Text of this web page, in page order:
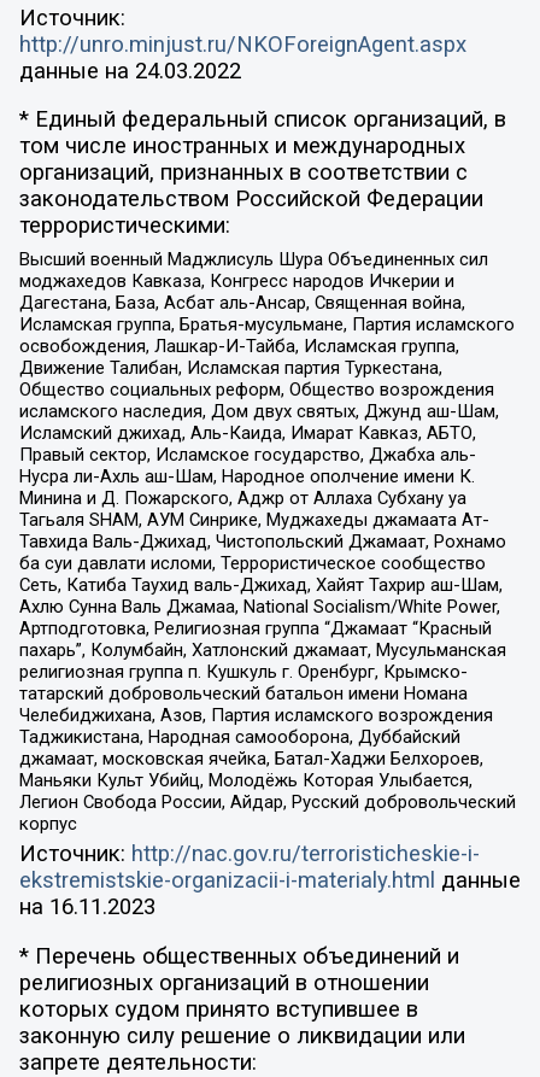
Источник:
http://unro.minjust.ru/NKOForeignAgent.aspx
данные на 24.03.2022
* Единый федеральный список организаций, в
том числе иностранных и международных
организаций, признанных в соответствии с
законодательством Российской Федерации
террористическими:
Высший военный Маджлисуль Шура Объединенных сил
моджахедов Кавказа, Конгресс народов Ичкерии и
Дагестана, База, Асбат аль-Ансар, Священная война,
Исламская группа, Братья-мусульмане, Партия исламского
освобождения, Лашкар-И-Тайба, Исламская группа,
Движение Талибан, Исламская партия Туркестана,
Общество социальных реформ, Общество возрождения
исламского наследия, Дом двух святых, Джунд аш-Шам,
Исламский джихад, Аль-Каида, Имарат Кавказ, АБТО,
Правый сектор, Исламское государство, Джабха аль-
Нусра ли-Ахль аш-Шам, Народное ополчение имени К.
Минина и Д. Пожарского, Аджр от Аллаха Субхану уа
Тагьаля SHAM, АУМ Синрике, Муджахеды джамаата Ат-
Тавхида Валь-Джихад, Чистопольский Джамаат, Рохнамо
ба суи давлати исломи, Террористическое сообщество
Сеть, Катиба Таухид валь-Джихад, Хайят Тахрир аш-Шам,
Ахлю Сунна Валь Джамаа, National Socialism/White Power,
Артподготовка, Религиозная группа “Джамаат “Красный
пахарь”, Колумбайн, Хатлонский джамаат, Мусульманская
религиозная группа п. Кушкуль г. Оренбург, Крымско-
татарский добровольческий батальон имени Номана
Челебиджихана, Азов, Партия исламского возрождения
Таджикистана, Народная самооборона, Дуббайский
джамаат, московская ячейка, Батал-Хаджи Белхороев,
Маньяки Культ Убийц, Молодёжь Которая Улыбается,
Легион Свобода России, Айдар, Русский добровольческий
корпус
Источник: http://nac.gov.ru/terroristicheskie-i-
ekstremistskie-organizacii-i-materialy.html данные
на 16.11.2023
* Перечень общественных объединений и
религиозных организаций в отношении
которых судом принято вступившее в
законную силу решение о ликвидации или
запрете деятельности: